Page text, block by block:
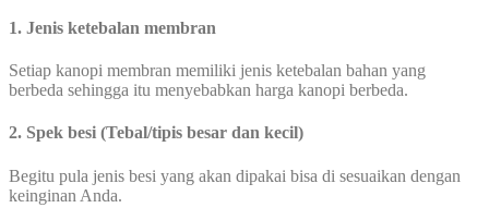
1. Jenis ketebalan membran
Setiap kanopi membran memiliki jenis ketebalan bahan yang
berbeda sehingga itu menyebabkan harga kanopi berbeda.
2. Spek besi (Tebal/tipis besar dan kecil)
Begitu pula jenis besi yang akan dipakai bisa di sesuaikan dengan
keinginan Anda.